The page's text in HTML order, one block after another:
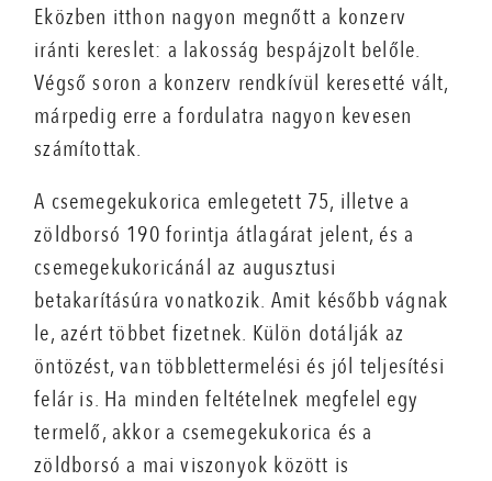
Eközben itthon nagyon megnőtt a konzerv
iránti kereslet: a lakosság bespájzolt belőle.
Végső soron a konzerv rendkívül keresetté vált,
márpedig erre a fordulatra nagyon kevesen
számítottak.
A csemegekukorica emlegetett 75, illetve a
zöldborsó 190 forintja átlagárat jelent, és a
csemegekukoricánál az augusztusi
betakarításúra vonatkozik. Amit később vágnak
le, azért többet fizetnek. Külön dotálják az
öntözést, van többlettermelési és jól teljesítési
felár is. Ha minden feltételnek megfelel egy
termelő, akkor a csemegekukorica és a
zöldborsó a mai viszonyok között is